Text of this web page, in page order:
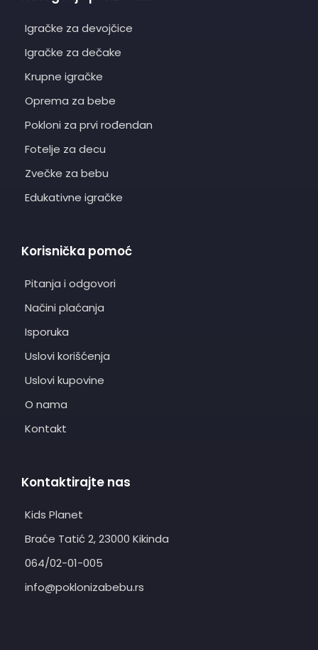
Igračke za devojčice
Igračke za dečake
Krupne igračke
Oprema za bebe
Pokloni za prvi rođendan
Fotelje za decu
Zvečke za bebu
Edukativne igračke
Korisnička pomoć
Pitanja i odgovori
Načini plaćanja
Isporuka
Uslovi korišćenja
Uslovi kupovine
O nama
Kontakt
Kontaktirajte nas
Kids Planet
Braće Tatić 2, 23000 Kikinda
064/02-01-005
info@poklonizabebu.rs